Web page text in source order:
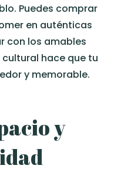
Puedes comprar
en auténticas
con los amables
hace que tu
y memorable.
y